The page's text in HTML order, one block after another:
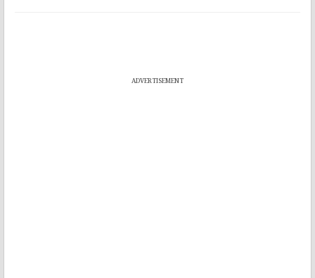
ADVERTISEMENT